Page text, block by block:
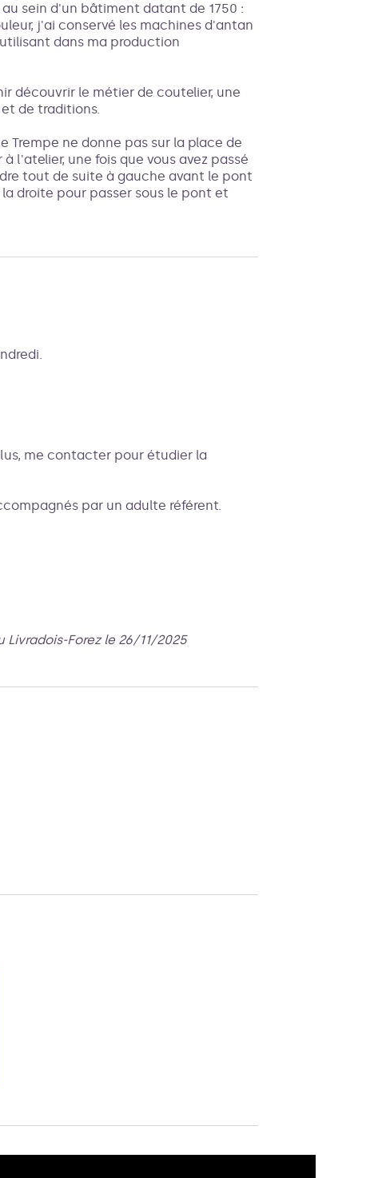
sein d'un bâtiment datant de 1750 :
j'ai conservé les machines d'antan
dans ma production
découvrir le métier de coutelier, une
de traditions.
Trempe ne donne pas sur la place de
l'atelier, une fois que vous avez passé
tout de suite à gauche avant le pont
droite pour passer sous le pont et
me contacter pour étudier la
par un adulte référent.
Livradois-Forez le 26/11/2025